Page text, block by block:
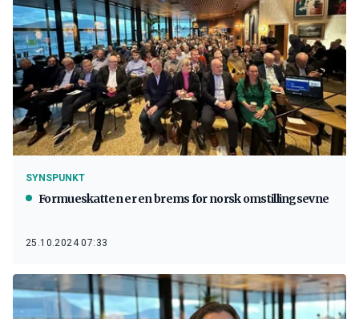
SYNSPUNKT
Formueskatten er en brems for norsk omstillingsevne
25.10.2024 07:33